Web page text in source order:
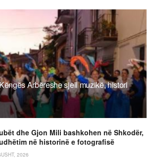
Arbëreshe sjell muzikë, histori
dhe Gjon Mili bashkohen në Shkodër,
në historinë e fotografisë
2026